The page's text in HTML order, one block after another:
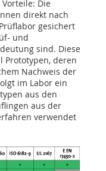
Die
direkt nach
gesichert
und
sind. Diese
Prototypen, deren
Nachweis der
im Labor ein
aus den
aus der
verwendet